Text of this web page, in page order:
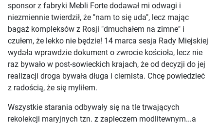
sponsor z fabryki Mebli Forte dodawał mi odwagi i
niezmiennie twierdził, że "nam to się uda", lecz mając
bagaż kompleksów z Rosji "dmuchałem na zimne" i
czułem, że lekko nie będzie! 14 marca sesja Rady Miejskiej
wydała wprawdzie dokument o zwrocie kościoła, lecz nie
raz bywało w post-sowieckich krajach, że od decyzji do jej
realizacji droga bywała długa i ciernista. Chcę powiedzieć
z radością, że się myliłem.
Wszystkie starania odbywały się na tle trwających
rekolekcji maryjnych tzn. z zapleczem modlitewnym...a